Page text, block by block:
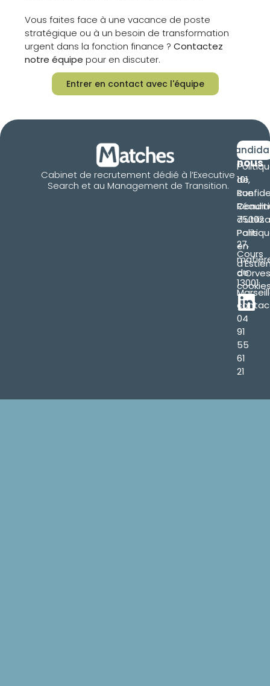
Vous faites face à une vacance de poste
stratégique ou à un besoin de transformation
urgent dans la fonction finance ? Contactez
notre équipe pour en discuter.
Entrer en contact avec l'équipe
Cabinet de recrutement dédié à l’Executive
Search et au Management de Transition.
nous
101,
Rue
75002
Paris
27,
Cours
13001
04
91
55
61
21
de
en
de